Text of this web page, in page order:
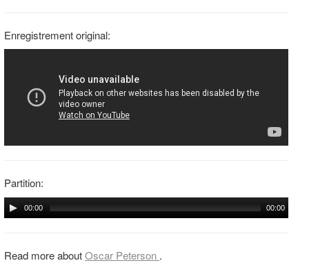
Enregistrement original:
Partition:
00:00 00:00
Read more aboutOscar Peterson .